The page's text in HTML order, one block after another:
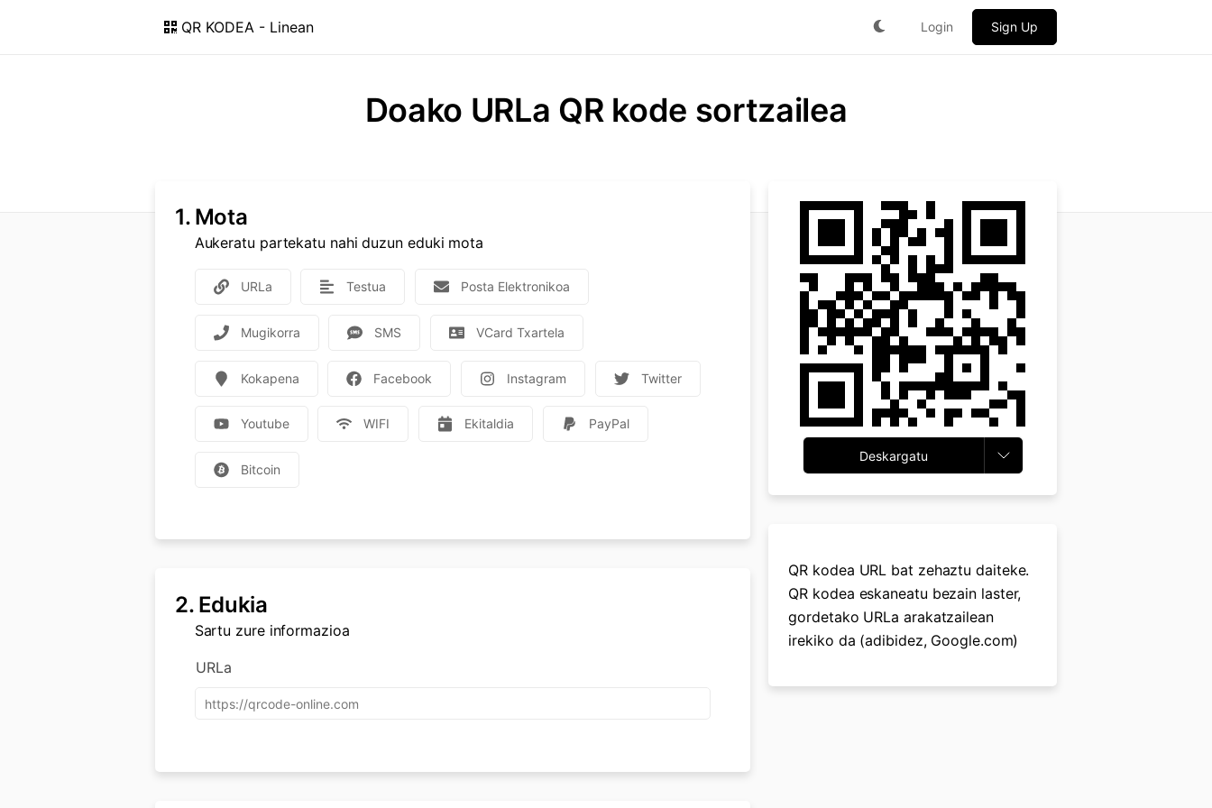
QR KODEA - Linean Login Sign Up
Doako URLa QR kode sortzailea
1. Mota
Aukeratu partekatu nahi duzun eduki mota
URLa Testua Posta Elektronikoa
Mugikorra SMS VCard Txartela
Kokapena Facebook Instagram Twitter
Youtube WIFI Ekitaldia PayPal
Bitcoin
2. Edukia
Sartu zure informazioa
URLa
Deskargatu
QR kodea URL bat zehaztu daiteke.
QR kodea eskaneatu bezain laster,
gordetako URLa arakatzailean
irekiko da (adibidez, Google.com)